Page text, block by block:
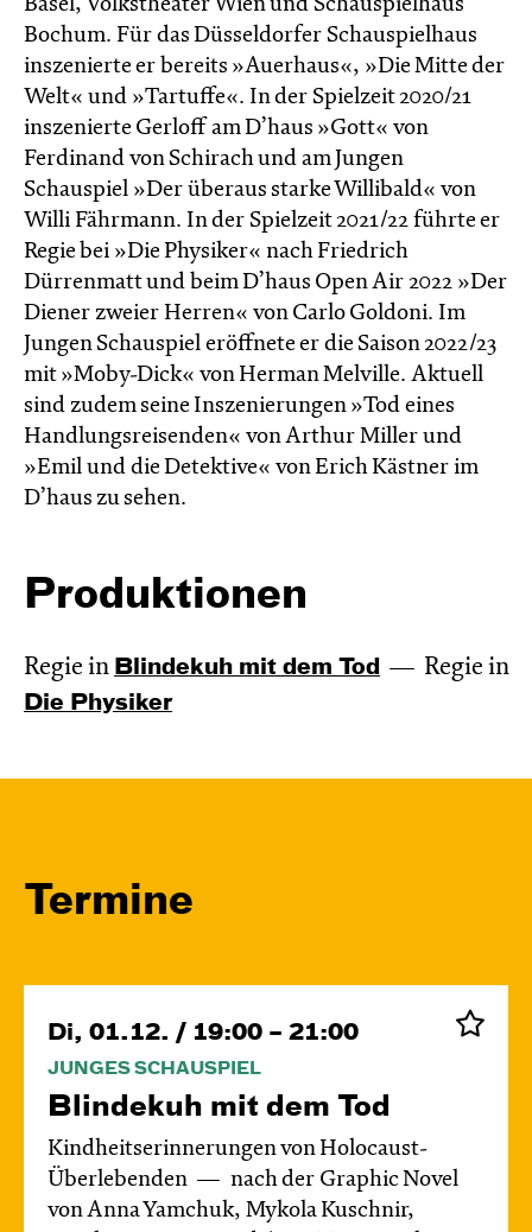
Basel, Volkstheater Wien und Schauspielhaus
Bochum. Für das Düsseldorfer Schauspielhaus
inszenierte er bereits »Auerhaus«, »Die Mitte der
Welt« und »Tartuffe«. In der Spielzeit 2020/21
inszenierte Gerloff am D’haus »Gott« von
Ferdinand von Schirach und am Jungen
Schauspiel »Der überaus starke Willibald« von
Willi Fährmann. In der Spielzeit 2021/22 führte er
Regie bei »Die Physiker« nach Friedrich
Dürrenmatt und beim D’haus Open Air 2022 »Der
Diener zweier Herren« von Carlo Goldoni. Im
Jungen Schauspiel eröffnete er die Saison 2022/23
mit »Moby-Dick« von Herman Melville. Aktuell
sind zudem seine Inszenierungen »Tod eines
Handlungsreisenden« von Arthur Miller und
»Emil und die Detektive« von Erich Kästner im
D’haus zu sehen.
Produktionen
Regie in Blinde­kuh mit dem Tod Regie in
Die Physiker
Termine
Di, 01.12. / 19:00 – 21:00
JUNGES SCHAUSPIEL
Blinde­kuh mit dem Tod
Kindheitserinnerungen von Holocaust-
Überlebenden
nach der Graphic Novel
von Anna Yamchuk, Mykola Kuschnir,